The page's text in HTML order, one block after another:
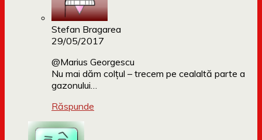
Stefan Bragarea
29/05/2017
@Marius Georgescu
Nu mai dăm colțul – trecem pe cealaltă parte a
gazonului…
Răspunde